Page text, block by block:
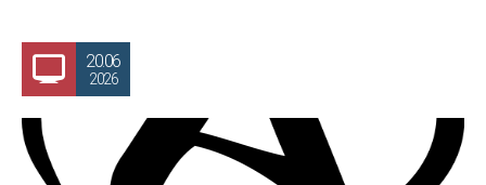
20.06
2026